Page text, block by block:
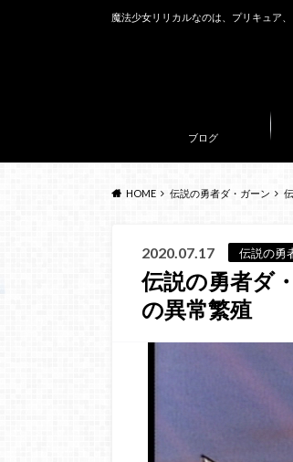
魔法少女リリカルなのは、プリキュア
ブログ
HOME 伝説の勇者ダ・ガーン
2020.07.17 伝説の勇
伝説の勇者ダ
の異常繁殖